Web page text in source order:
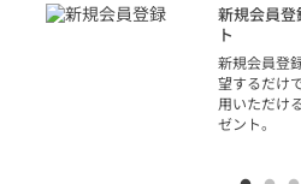
新規会員
ト
新規会員登
望するだけ
用いただけ
ゼント。